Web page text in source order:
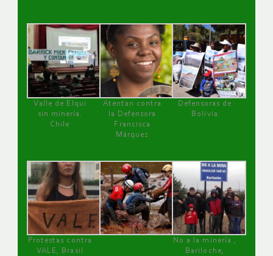
Valle de Elqui
sin minería.
Chile
Atentan contra
la Defensora
Francisca
Márquez
Defensoras de
Bolivia
Protestas contra
VALE, Brasil
No a la minería ,
Bariloche,